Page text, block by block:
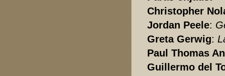
Christopher
Jordan Peele:
Greta Gerwig:
Paul Thomas
Guillermo del